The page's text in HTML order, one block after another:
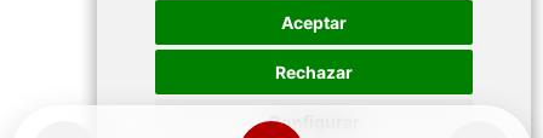
Aceptar
Rechazar
Configurar
Aceptar
Rechazar
Configurar